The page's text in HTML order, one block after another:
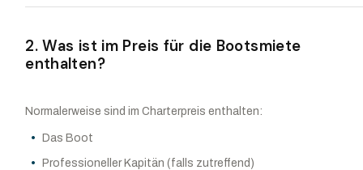
2. Was ist im Preis für die Bootsmiete
enthalten?
Normalerweise sind im Charterpreis enthalten:
Das Boot
Professioneller Kapitän (falls zutreffend)